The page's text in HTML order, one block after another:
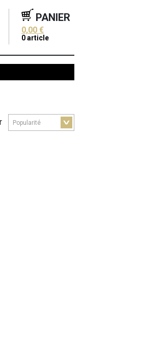
PANIER
0,00 €
0article